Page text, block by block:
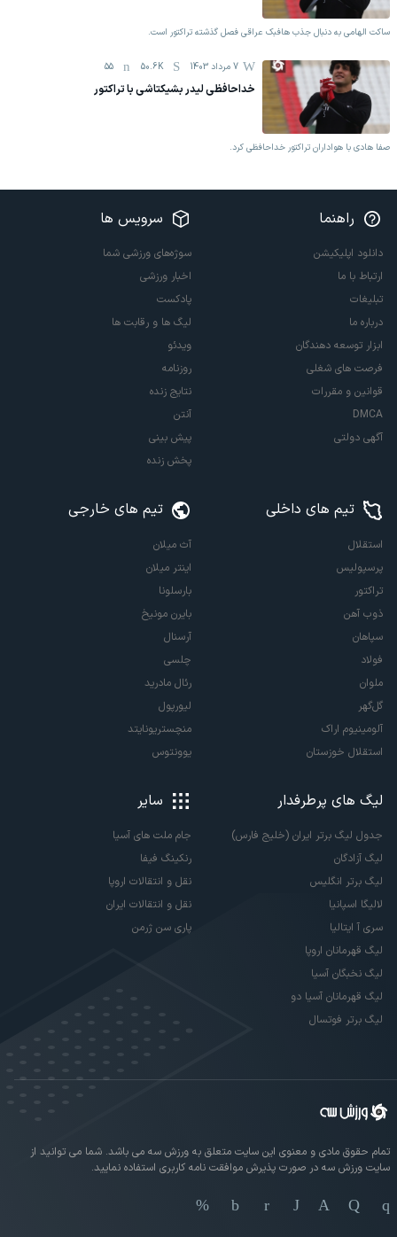
ساکت الهامی به دنبال جذب هافبک عراقی فصل گذشته تراکتور است.
7 مرداد 1403 50.6K
55
خداحافظی لیدر بشیکتاشی با تراکتور
صفا هادی با هواداران تراکتور خداحافظی کرد.
راهنما
دانلود اپلیکیشن
ارتباط با ما
تبلیغات
درباره ما
ابزار توسعه دهندگان
فرصت های شغلی
قوانین و مقررات
DMCA
آگهی دولتی
سرویس ها
سوژه‌های ورزشی شما
اخبار ورزشی
پادکست
لیگ ها و رقابت ها
ویدئو
روزنامه
نتایج زنده
آنتن
پیش بینی
پخش زنده
تیم های داخلی
استقلال
پرسپولیس
تراکتور
ذوب آهن
سپاهان
فولاد
ملوان
گل‌گهر
آلومینیوم اراک
استقلال خوزستان
تیم های خارجی
آث میلان
اینتر میلان
بارسلونا
بایرن مونیخ
آرسنال
چلسی
رئال مادرید
لیورپول
منچستریونایتد
یوونتوس
لیگ های پرطرفدار
جدول لیگ برتر ایران (خلیج فارس)
لیگ آزادگان
لیگ برتر انگلیس
لالیگا اسپانیا
سری آ ایتالیا
لیگ قهرمانان اروپا
لیگ نخبگان آسیا
لیگ قهرمانان آسیا دو
لیگ برتر فوتسال
سایر
جام ملت های آسیا
رنکینگ فیفا
نقل و انتقالات اروپا
نقل و انتقالات ایران
پاری سن ژرمن
تمام حقوق مادی و معنوی این سایت متعلق به ورزش سه می باشد. شما می توانید از
سایت ورزش سه در صورت پذیرش موافقت نامه کاربری استفاده نمایید.